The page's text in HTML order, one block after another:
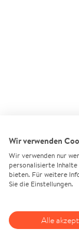
Wir verwenden
Wir verwenden nur
personalisierte Inhalte
bieten. Für weitere
Sie die Einstellungen.
Alle